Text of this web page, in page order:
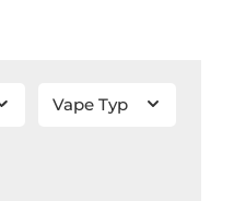
Vape Typ